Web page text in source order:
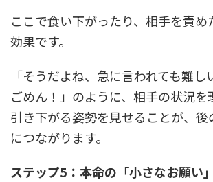
ここで食い下がったり、相手を責め
効果です。
「そうだよね、急に言われても難
ごめん！」のように、相手の状況を
引き下がる姿勢を見せることが、後
につながります。
ステップ5：本命の「小さなお願い